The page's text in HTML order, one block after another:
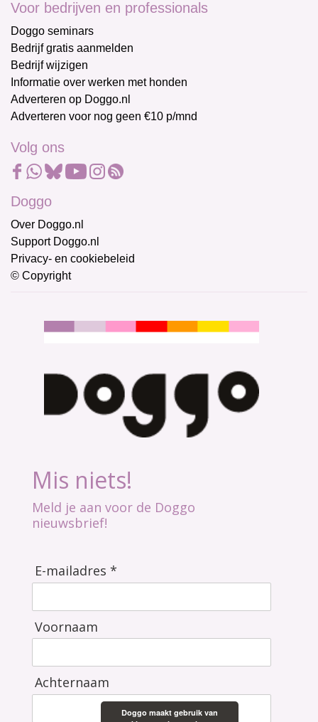
Voor bedrijven en professionals
Doggo seminars
Bedrijf gratis aanmelden
Bedrijf wijzigen
Informatie over werken met honden
Adverteren op Doggo.nl
Adverteren voor nog geen €10 p/mnd
Volg ons
Doggo
Over Doggo.nl
Support Doggo.nl
Privacy- en cookiebeleid
© Copyright
Mis niets!
Meld je aan voor de Doggo
nieuwsbrief!
E-mailadres *
Voornaam
Achternaam
Doggo maakt gebruik van